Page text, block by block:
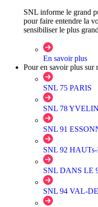
SNL informe le grand
pour faire entendre la
sensibiliser le plus
En savoir plus
Pour en savoir plus sur
SNL 75 PARIS
SNL 78
SNL 91
SNL 92
SNL DANS LE
SNL 94 VAL-